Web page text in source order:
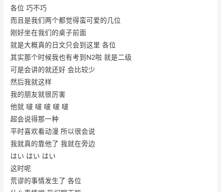
各位 巧不巧
而且是我们两个都觉得蛮可爱的几位
刚好坐在我们的桌子前面
就是大概真的日文只会到这里 各位
其实那个时候我也有考到N2啦 就是二级
可是会讲的就还好 会比较少
然后我就这样
我的朋友就很厉害
他就 啵 啵 啵 啵 啵
超会说得那一种
平时喜欢看动漫 所以很会说
我就真的靠他了 我就在旁边
はい はい はい
这时呢
荒谬的事情发生了 各位